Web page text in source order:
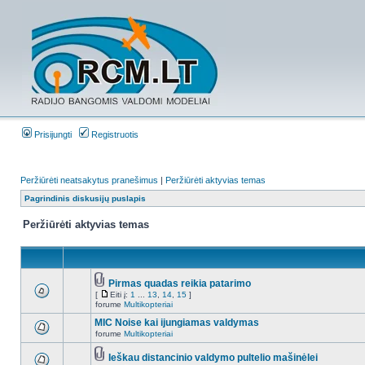
Prisijungti Registruotis
Peržiūrėti neatsakytus pranešimus | Peržiūrėti aktyvias temas
Pagrindinis diskusijų puslapis
Peržiūrėti aktyvias temas
Pirmas quadas reikia patarimo
[ Eiti į: 1 13 14 15 ]
forume Multikopteriai
MIC Noise kai ijungiamas valdymas
forume Multikopteriai
Ieškau distancinio valdymo pultelio mašinėlei